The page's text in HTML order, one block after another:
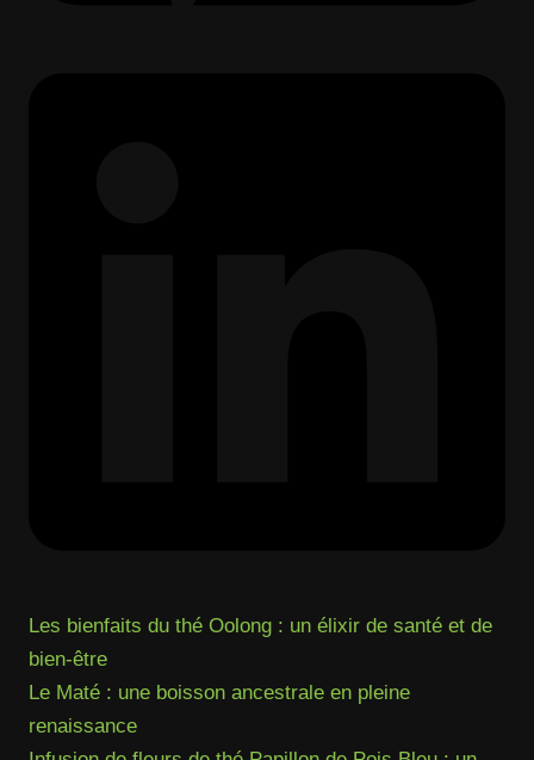
Les bienfaits du thé Oolong : un élixir de santé et de
bien-être
Le Maté : une boisson ancestrale en pleine
renaissance